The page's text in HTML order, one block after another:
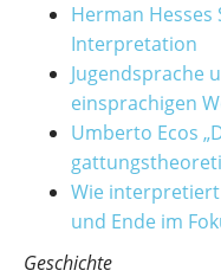
Herman
Interpretation
Jugendsprache
einsprachigen
Umberto Ecos
Wie interpretiert
und Ende im
Geschichte